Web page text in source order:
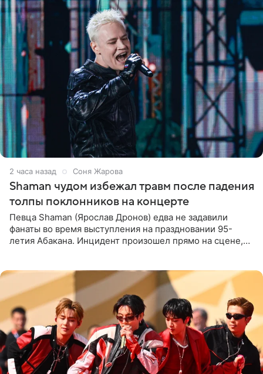
2 часа назад Соня Жарова
Shaman чудом избежал травм после падения
толпы поклонников на концерте
Певца Shaman (Ярослав Дронов) едва не задавили
фанаты во время выступления на праздновании 95-
летия Абакана. Инцидент произошел прямо на сцене,